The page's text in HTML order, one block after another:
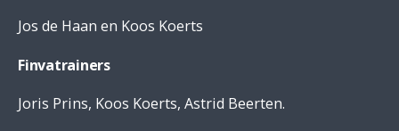
Jos de Haan en Koos Koerts
Finvatrainers
Joris Prins, Koos Koerts, Astrid Beerten.